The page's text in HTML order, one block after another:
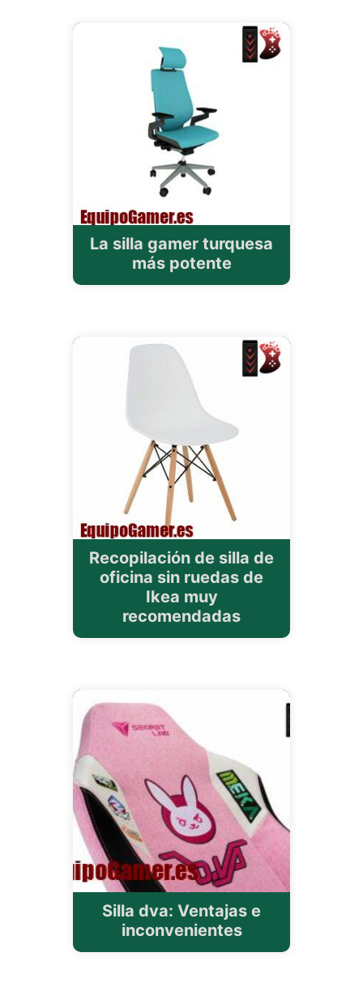
La silla gamer turquesa
más potente
Recopilación de silla de
oficina sin ruedas de
Ikea muy
recomendadas
Silla dva: Ventajas e
inconvenientes